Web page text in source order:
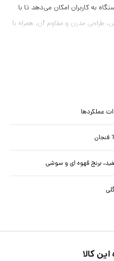
به کاربران امکان می‌دهد تا با
طراحی مدرن و مقاوم آن، همراه با
و مقاوم است. طراحی زیبا و
برنج قهوه ای و سوشی
کالا